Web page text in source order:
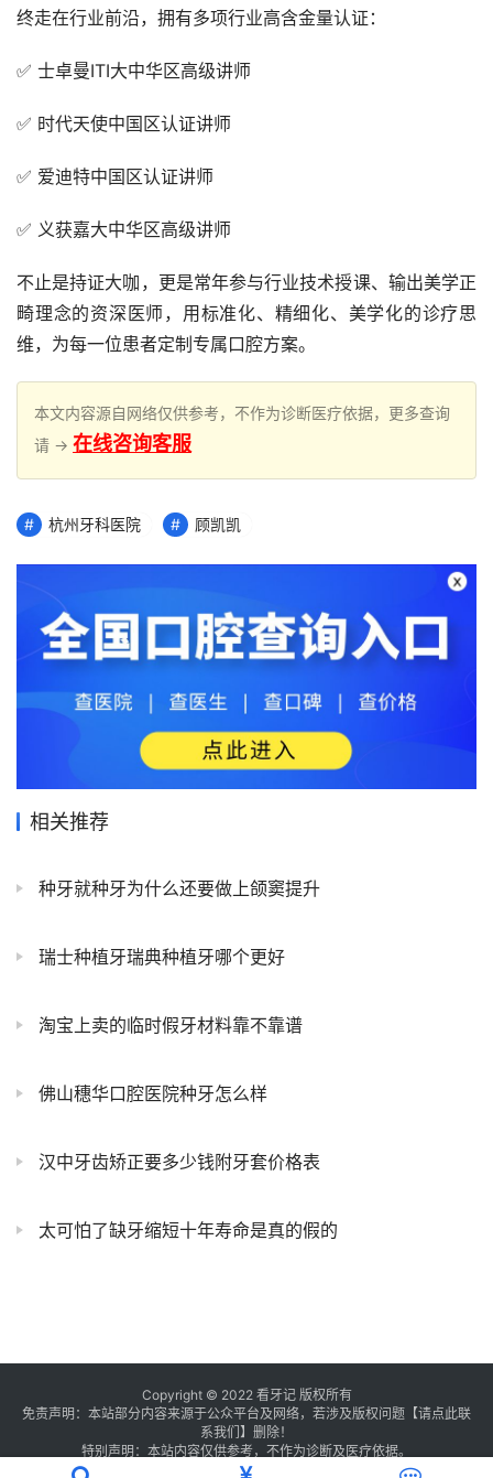
终走在行业前沿，拥有多项行业高含金量认证：
✅ 士卓曼ITI大中华区高级讲师
✅ 时代天使中国区认证讲师
✅ 爱迪特中国区认证讲师
✅ 义获嘉大中华区高级讲师
不止是持证大咖，更是常年参与行业技术授课、输出美学正
畸理念的资深医师，用标准化、精细化、美学化的诊疗思
维，为每一位患者定制专属口腔方案。
本文内容源自网络仅供参考，不作为诊断医疗依据，更多查询
请 → 在线咨询客服
杭州牙科医院 顾凯凯
相关推荐
种牙就种牙为什么还要做上颌窦提升
瑞士种植牙瑞典种植牙哪个更好
淘宝上卖的临时假牙材料靠不靠谱
佛山穗华口腔医院种牙怎么样
汉中牙齿矫正要多少钱附牙套价格表
太可怕了缺牙缩短十年寿命是真的假的
Copyright © 2022 看牙记 版权所有
免责声明：本站部分内容来源于公众平台及网络，若涉及版权问题【请点此联
系我们 】 删除！
特别声明：本站内容仅供参考，不作为诊断及医疗依据。